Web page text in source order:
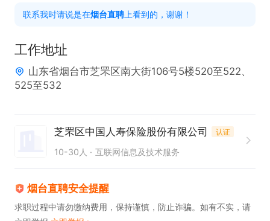
联系我时请说是在烟台直聘 上看到的，谢谢！
工作地址
山东省烟台市芝罘区南大街106号5楼520至522、
525至532
芝罘区中国人寿保险股份有限公司 认证
10-30人 互联网信息及技术服务
烟台直聘安全提醒
求职过程中请勿缴纳费用，保持谨慎，防止诈骗。如有不实，请